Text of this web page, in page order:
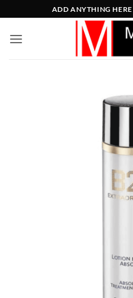
στο
περιεχόμενο
ADD ANYTHING